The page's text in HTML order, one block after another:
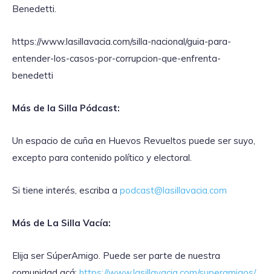
Benedetti.
https://www.lasillavacia.com/silla-nacional/guia-para-
entender-los-casos-por-corrupcion-que-enfrenta-
benedetti
Más de la Silla Pódcast:
Un espacio de cuña en Huevos Revueltos puede ser suyo,
excepto para contenido político y electoral.
Si tiene interés, escriba a podcast@lasillavacia.com
Más de La Silla Vacía:
Elija ser SúperAmigo. Puede ser parte de nuestra